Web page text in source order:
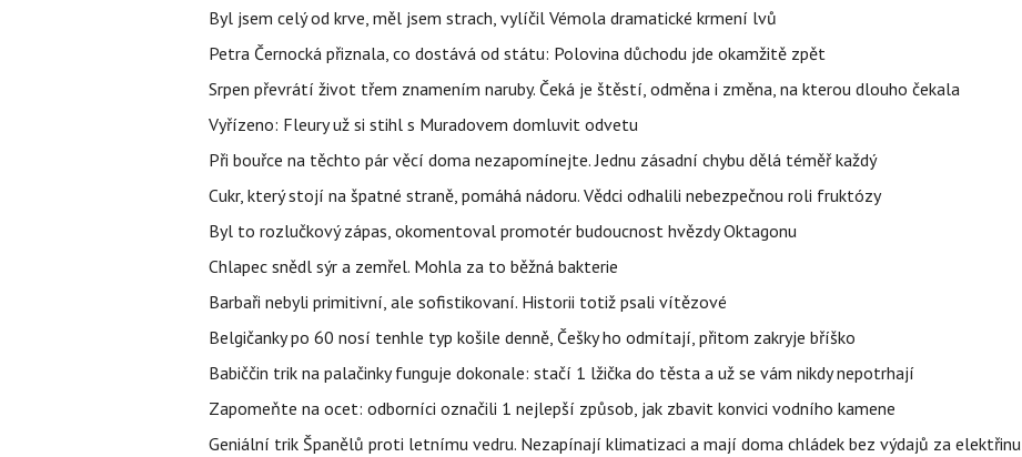
Byl jsem celý od krve, měl jsem strach, vylíčil Vémola dramatické krmení lvů
Petra Černocká přiznala, co dostává od státu: Polovina důchodu jde okamžitě zpět
Srpen převrátí život třem znamením naruby. Čeká je štěstí, odměna i změna, na kterou dlouho čekala
Vyřízeno: Fleury už si stihl s Muradovem domluvit odvetu
Při bouřce na těchto pár věcí doma nezapomínejte. Jednu zásadní chybu dělá téměř každý
Cukr, který stojí na špatné straně, pomáhá nádoru. Vědci odhalili nebezpečnou roli fruktózy
Byl to rozlučkový zápas, okomentoval promotér budoucnost hvězdy Oktagonu
Chlapec snědl sýr a zemřel. Mohla za to běžná bakterie
Barbaři nebyli primitivní, ale sofistikovaní. Historii totiž psali vítězové
Belgičanky po 60 nosí tenhle typ košile denně, Češky ho odmítají, přitom zakryje bříško
Babiččin trik na palačinky funguje dokonale: stačí 1 lžička do těsta a už se vám nikdy nepotrhají
Zapomeňte na ocet: odborníci označili 1 nejlepší způsob, jak zbavit konvici vodního kamene
Geniální trik Španělů proti letnímu vedru. Nezapínají klimatizaci a mají doma chládek bez výdajů za elektřinu